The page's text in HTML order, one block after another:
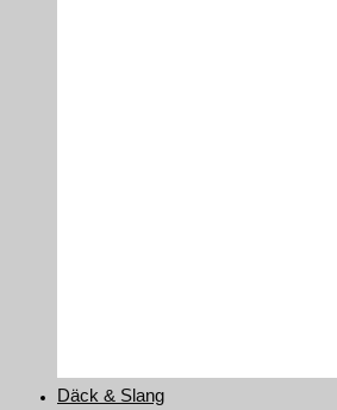
Däck & Slang